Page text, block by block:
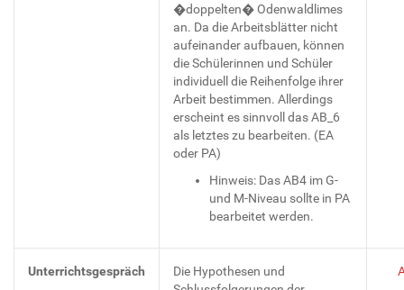
�doppelten� Odenwaldlimes
an. Da die Arbeitsblätter nicht
aufeinander aufbauen, können
die Schülerinnen und Schüler
individuell die Reihenfolge ihrer
Arbeit bestimmen. Allerdings
erscheint es sinnvoll das AB_6
als letztes zu bearbeiten. (EA
oder PA)
Hinweis: Das AB4 im G-
und M-Niveau sollte in PA
bearbeitet werden.
Unterrichtsgespräch
Die Hypothesen und